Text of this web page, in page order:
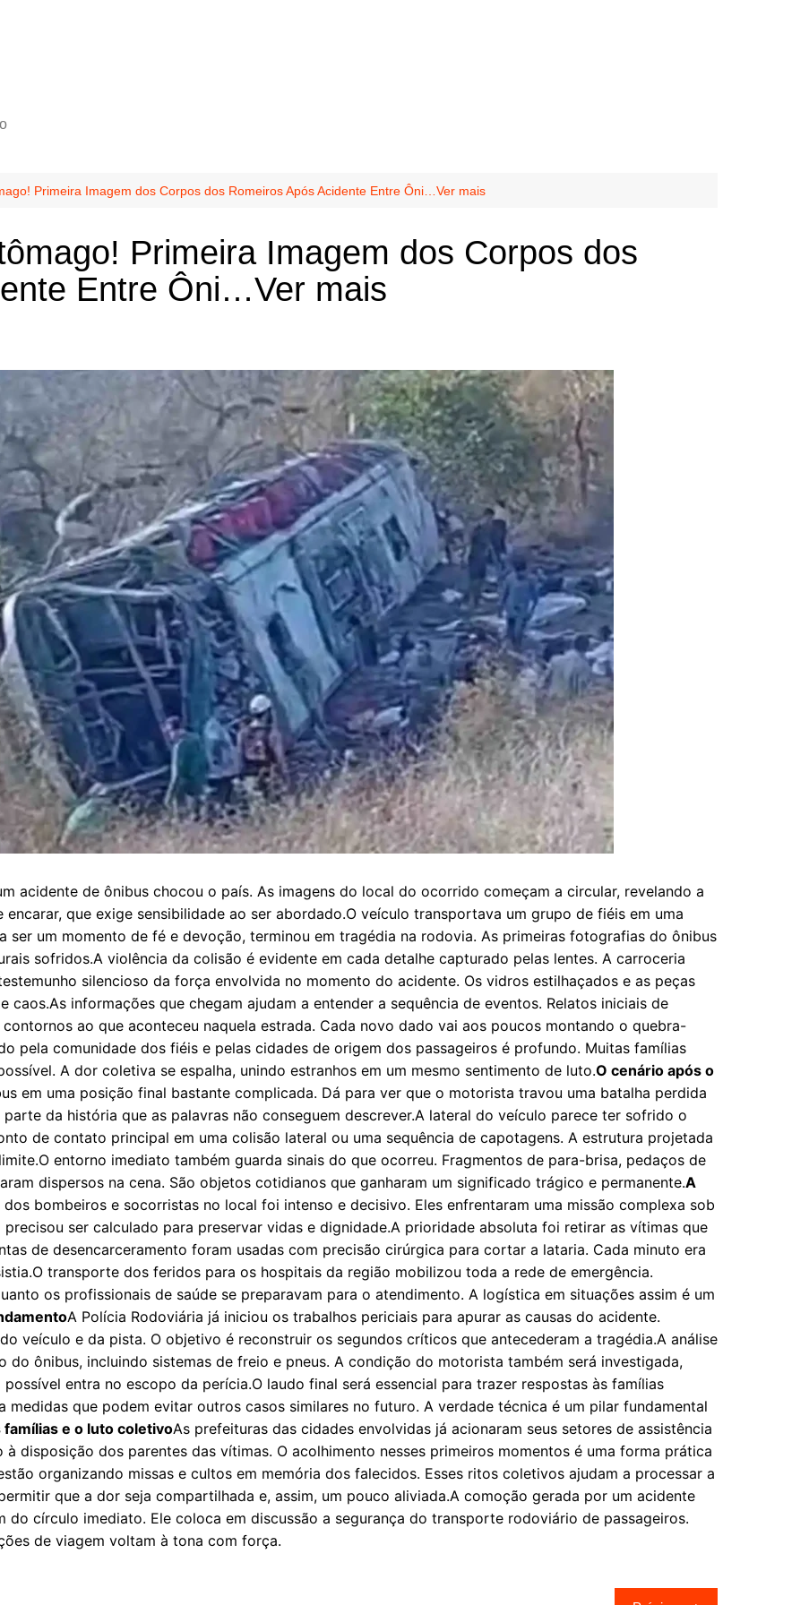
Primeira Imagem dos Corpos dos Romeiros Após Acidente Entre Ôni…Ver mais
Primeira Imagem dos Corpos dos
Entre Ôni…Ver mais
acidente de ônibus chocou o país. As imagens do local do ocorrido começam a circular, revelando a
que exige sensibilidade ao ser abordado.O veículo transportava um grupo de fiéis em uma
ser um momento de fé e devoção, terminou em tragédia na rodovia. As primeiras fotografias do ônibus
sofridos.A violência da colisão é evidente em cada detalhe capturado pelas lentes. A carroceria
silencioso da força envolvida no momento do acidente. Os vidros estilhaçados e as peças
caos.As informações que chegam ajudam a entender a sequência de eventos. Relatos iniciais de
ao que aconteceu naquela estrada. Cada novo dado vai aos poucos montando o quebra-
pela comunidade dos fiéis e pelas cidades de origem dos passageiros é profundo. Muitas famílias
A dor coletiva se espalha, unindo estranhos em um mesmo sentimento de luto.O cenário após o
em uma posição final bastante complicada. Dá para ver que o motorista travou uma batalha perdida
da história que as palavras não conseguem descrever.A lateral do veículo parece ter sofrido o
de contato principal em uma colisão lateral ou uma sequência de capotagens. A estrutura projetada
entorno imediato também guarda sinais do que ocorreu. Fragmentos de para-brisa, pedaços de
dispersos na cena. São objetos cotidianos que ganharam um significado trágico e permanente.A
dos bombeiros e socorristas no local foi intenso e decisivo. Eles enfrentaram uma missão complexa sob
ser calculado para preservar vidas e dignidade.A prioridade absoluta foi retirar as vítimas que
de desencarceramento foram usadas com precisão cirúrgica para cortar a lataria. Cada minuto era
transporte dos feridos para os hospitais da região mobilizou toda a rede de emergência.
os profissionais de saúde se preparavam para o atendimento. A logística em situações assim é um
A Polícia Rodoviária já iniciou os trabalhos periciais para apurar as causas do acidente.
veículo e da pista. O objetivo é reconstruir os segundos críticos que antecederam a tragédia.A análise
ônibus, incluindo sistemas de freio e pneus. A condição do motorista também será investigada,
entra no escopo da perícia.O laudo final será essencial para trazer respostas às famílias
medidas que podem evitar outros casos similares no futuro. A verdade técnica é um pilar fundamental
famílias e o luto coletivoAs prefeituras das cidades envolvidas já acionaram seus setores de assistência
disposição dos parentes das vítimas. O acolhimento nesses primeiros momentos é uma forma prática
organizando missas e cultos em memória dos falecidos. Esses ritos coletivos ajudam a processar a
que a dor seja compartilhada e, assim, um pouco aliviada.A comoção gerada por um acidente
do círculo imediato. Ele coloca em discussão a segurança do transporte rodoviário de passageiros.
de viagem voltam à tona com força.